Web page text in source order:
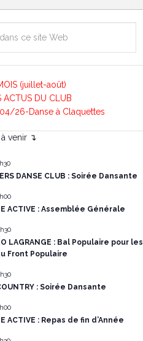
(juillet-août)
ACTUS DU CLUB
04/26-Danse à Claquettes
à venir ↴
DANSE CLUB : Soirée Dansante
ACTIVE : Assemblée Générale
LAGRANGE : Bal Populaire pour les
Front Populaire
: Soirée Dansante
ACTIVE : Repas de fin d’Année